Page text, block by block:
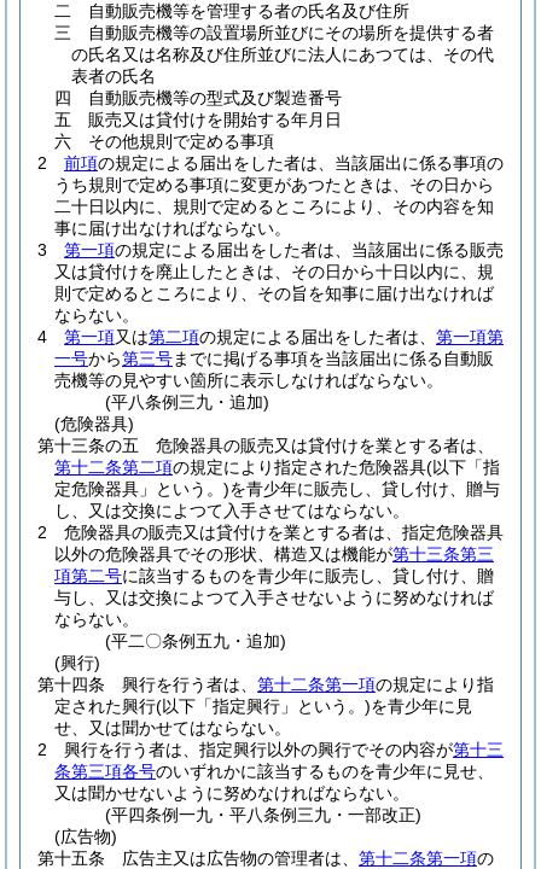
二
自動販売機等を管理する者の氏名及び住所
三
自動販売機等の設置場所並びにその場所を提供する者
の氏名又は名称及び住所並びに法人にあつては、その代
表者の氏名
四
自動販売機等の型式及び製造番号
五
販売又は貸付けを開始する年月日
六
その他規則で定める事項
2
前項の規定による届出をした者は、当該届出に係る事項の
うち規則で定める事項に変更があつたときは、その日から
二十日以内に、規則で定めるところにより、その内容を知
事に届け出なければならない。
3
第一項の規定による届出をした者は、当該届出に係る販売
又は貸付けを廃止したときは、その日から十日以内に、規
則で定めるところにより、その旨を知事に届け出なければ
ならない。
4
第一項又は第二項の規定による届出をした者は、 第一項第
一号から第三号までに掲げる事項を当該届出に係る自動販
売機等の見やすい箇所に表示しなければならない。
(平八条例三九・追加)
(危険器具)
第十三条の五
危険器具の販売又は貸付けを業とする者は、
第十二条第二項の規定により指定された危険器具(以下「指
定危険器具」という。)を青少年に販売し、貸し付け、贈与
し、又は交換によつて入手させてはならない。
2
危険器具の販売又は貸付けを業とする者は、指定危険器具
以外の危険器具でその形状、構造又は機能が第十三条第三
項第二号に該当するものを青少年に販売し、貸し付け、贈
与し、又は交換によつて入手させないように努めなければ
ならない。
(平二〇条例五九・追加)
(興行)
第十四条
興行を行う者は、 第十二条第一項の規定により指
定された興行(以下「指定興行」という。)を青少年に見
せ、又は聞かせてはならない。
2
興行を行う者は、指定興行以外の興行でその内容が第十三
条第三項各号のいずれかに該当するものを青少年に見せ、
又は聞かせないように努めなければならない。
(平四条例一九・平八条例三九・一部改正)
(広告物)
第十五条
広告主又は広告物の管理者は、 第十二条第一項の